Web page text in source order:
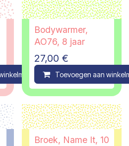
Compare
Bodywarmer,
AO76, 8 jaar
27,00 €
Toevoegen aan
Broek, Name It, 10